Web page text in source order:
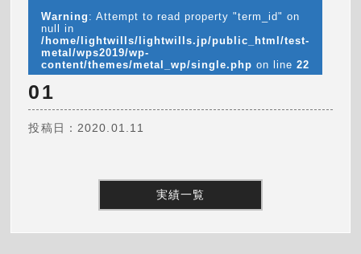
Warning : Attempt to read property "term_id" on
null in
/home/lightwills/lightwills.jp/public_html/test-
metal/wps2019/wp-
content/themes/metal_wp/single.php on line 22
01
投稿日：2020.01.11
実績一覧